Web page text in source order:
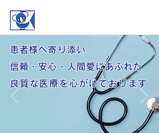
患者様へ寄り添い
信頼・安心・人間愛にあふれた
良質な医療を心がけております